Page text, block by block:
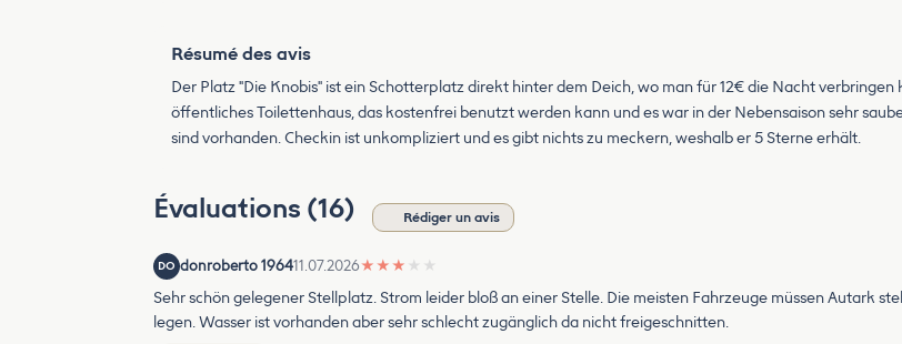
Résumé des avis
Der Platz "Die Knobis" ist ein Schotterplatz direkt hinter dem Deich, wo man für 12€ die Nacht
öffentliches Toilettenhaus, das kostenfrei benutzt werden kann und es war in der Nebensaison sehr
sind vorhanden. Checkin ist unkompliziert und es gibt nichts zu meckern, weshalb er 5 Sterne erhält.
Évaluations (16) Rédiger un avis
DO donroberto 196411.07.2026★ ★ ★ ★ ★
Sehr schön gelegener Stellplatz. Strom leider bloß an einer Stelle. Die meisten Fahrzeuge müssen Autark
legen. Wasser ist vorhanden aber sehr schlecht zugänglich da nicht freigeschnitten.